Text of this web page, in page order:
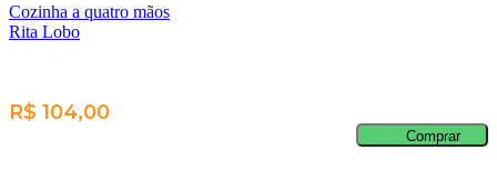
Cozinha a quatro mãos
Rita Lobo
R$ 104,00
Comprar